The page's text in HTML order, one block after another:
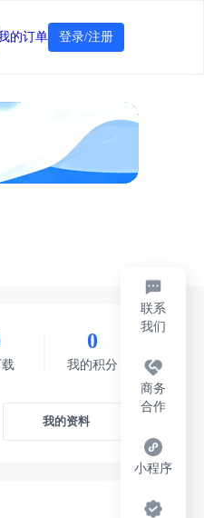
的订单 登录/注册
料 每日限免
0
我的积分
我的资料
联系
我们
商务
合作
小程序